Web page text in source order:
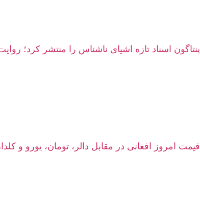
پنتاگون اسناد تازه اشیای ناشناس را منتشر کرد؛
قیمت امروز افغانی در مقابل دالر، تومان، یورو و کلدار امروز شنبه ۱۷ اسد ۱۴۰۵ | نرخ